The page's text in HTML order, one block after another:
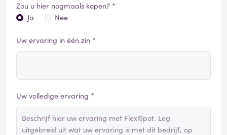
Zou u hier nogmaals kopen? *
Ja
Nee
Uw ervaring in één zin *
Uw volledige ervaring *